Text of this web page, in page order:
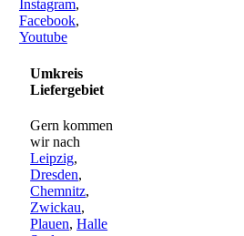
Instagram,
Facebook,
Youtube
Umkreis
Liefergebiet
Gern kommen
wir nach
Leipzig,
Dresden,
Chemnitz,
Zwickau,
Plauen,Halle